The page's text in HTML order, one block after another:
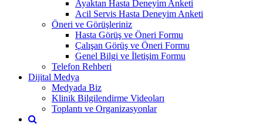
Ayaktan Hasta Deneyim Anketi
Acil Servis Hasta Deneyim Anketi
Öneri ve Görüşleriniz
Hasta Görüş ve Öneri Formu
Çalışan Görüş ve Öneri Formu
Genel Bilgi ve İletişim Formu
Telefon Rehberi
Dijital Medya
Medyada Biz
Klinik Bilgilendirme Videoları
Toplantı ve Organizasyonlar